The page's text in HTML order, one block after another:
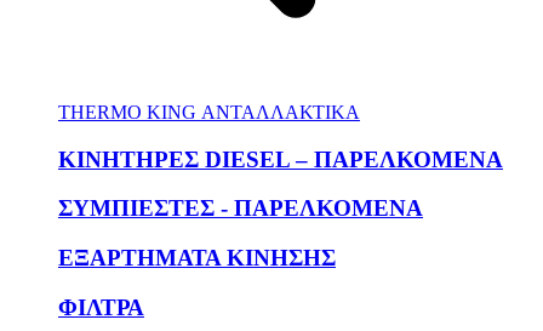
THERMO KING ΑΝΤΑΛΛΑΚΤΙΚΑ
KΙΝΗΤΗΡΕΣ DIESEL – ΠΑΡΕΛΚΟΜΕΝΑ
ΣΥΜΠΙΕΣΤΕΣ - ΠΑΡΕΛΚΟΜΕΝΑ
ΕΞΑΡΤΗΜΑΤΑ ΚΙΝΗΣΗΣ
ΦΙΛΤΡΑ